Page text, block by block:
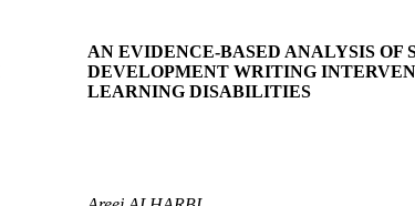
AN EVIDENCE-BASED ANALYSIS OF
DEVELOPMENT WRITING
LEARNING DISABILITIES